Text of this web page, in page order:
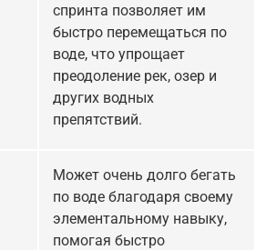
спринта позволяет им
быстро перемещаться по
воде, что упрощает
преодоление рек, озер и
других водных
препятствий.
Может очень долго бегать
по воде благодаря своему
элементальному навыку,
помогая быстро